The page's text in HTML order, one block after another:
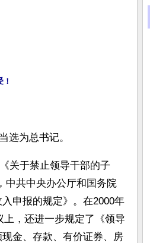
选为总书记。
关于禁止领导干部的子
中共中央办公厅和国务院
申报的规定》。在2000年
，还进一步规定了《领导
金、存款、有价证券、房